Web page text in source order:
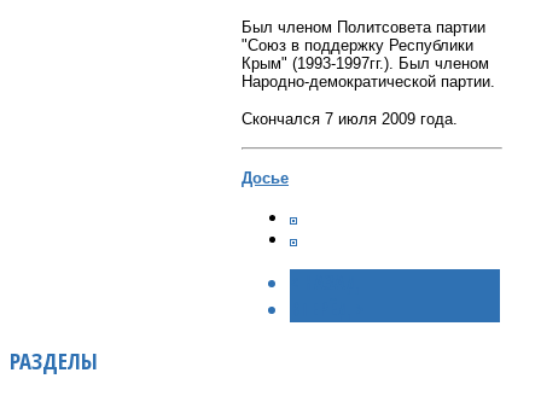
Был членом Политсовета партии
"Союз в поддержку Республики
Крым" (1993-1997гг.). Был членом
Народно-демократической партии.
Скончался 7 июля 2009 года.
Досье
РАЗДЕЛЫ